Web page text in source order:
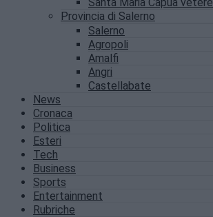
Provincia di Salerno
Salerno
Agropoli
Amalfi
Angri
Castellabate
News
Cronaca
Politica
Esteri
Tech
Business
Sports
Entertainment
Rubriche